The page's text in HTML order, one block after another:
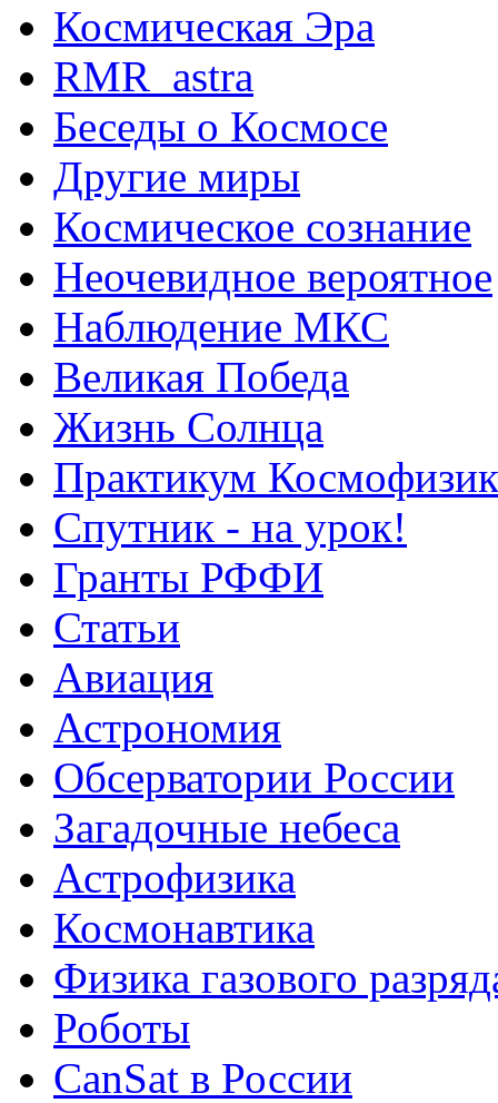
Космическая Эра
RMR_astra
Беседы о Космосе
Другие миры
Космическое сознание
Неочевидное вероятное
Наблюдение МКС
Великая Победа
Жизнь Солнца
Практикум
Спутник - на урок!
Гранты РФФИ
Статьи
Авиация
Астрономия
Обсерватории России
Загадочные небеса
Астрофизика
Космонавтика
Физика газового
Роботы
CanSat в России